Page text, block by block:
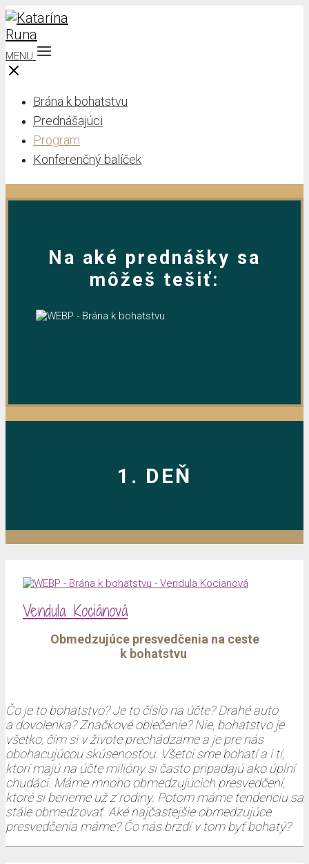
MENU
Brána k bohatstvu
Prednášajúci
Program
Konferenčný balíček
Na aké prednášky sa
môžeš tešiť:
1. DEŇ
Vendula Kociánová
Obmedzujúce presvedčenia na ceste
k bohatstvu
Čo je to bohatstvo? Je to číslo na účte? Drahé auto
a dovolenka? Značkové oblečenie? Nie, bohatstvo je
všetko, čím si v živote prechádzame a je pre nás
obohacujúcou skúsenosťou. Všetci sme bohatí a i tí,
ktorí majú na účte milióny si často pripadajú ako úplní
chudáci. Máme mnoho obmedzujúcich presvedčení,
ktoré si berieme už z rodiny. Potom máme tendenciu sa
stále obmedzovať. Aké najčastejšie obmedzujúce
presvedčenia máme? Čo nás brzdí v tom byť bohatý?